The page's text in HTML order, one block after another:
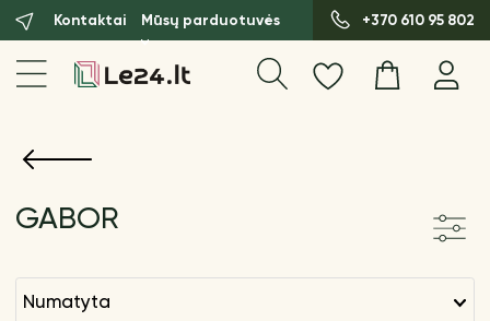
Kontaktai Mūsų parduotuvės +370 610 95 802
GABOR
numatyta